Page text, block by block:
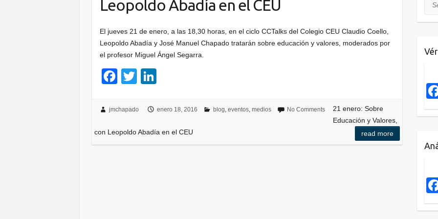
Leopoldo Abadía en el CEU
El jueves 21 de enero, a las 18,30 horas, en el ciclo CCTalks del Colegio CEU Claudio Coello,
Leopoldo Abadía y José Manuel Chapado tratarán sobre educación y valores, moderados por
el profesor Miguel Ángel Segarra.
F
c
b
T
tt
k
dI
jmchapado enero 18, 2016 blog, eventos, medios No Comments
21 enero: Sobre
Educación y Valores,
con Leopoldo Abadía en el CEU
read more